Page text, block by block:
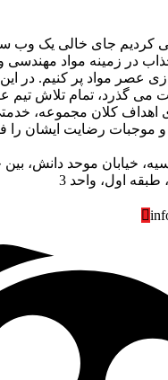
که سعی کردیم جای خالی یک
در زمینه مواد
عصر مواد پر کنیم. در
می گذرد، تمام تلاش تیم
اهداف کلان مجموعه،
و موجبات رضایت ایشان را
خیابان موحد دانش، بین